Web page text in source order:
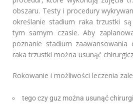
obszaru. Testy i procedury
określanie stadium raka trzustki
tym samym czasie. Aby
poznanie stadium
raka trzustki można usunąć
Rokowanie i możliwości leczenia
tego czy guz można usunąć